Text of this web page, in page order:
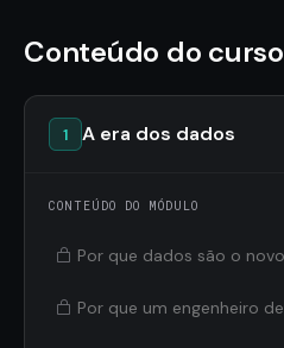
Conteúdo do curso
1 A era dos dados
CONTEÚDO DO MÓDULO